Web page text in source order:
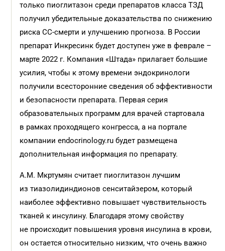
только пиоглитазон среди препаратов класса ТЗД
получил убедительные доказательства по снижению
риска СС-смерти и улучшению прогноза. В России
препарат Инкресинк будет доступен уже в феврале –
марте 2022 г. Компания «Штада» прилагает большие
усилия, чтобы к этому времени эндокринологи
получили всесторонние сведения об эффективности
и безопасности препарата. Первая серия
образовательных программ для врачей стартовала
в рамках проходящего конгресса, а на портале
компании endocrinology.ru будет размещена
дополнительная информация по препарату.
А.М. Мкртумян считает пиоглитазон лучшим
из тиазолидиндионов сенситайзером, который
наиболее эффективно повышает чувствительность
тканей к инсулину. Благодаря этому свойству
не происходит повышения уровня инсулина в крови,
он остается относительно низким, что очень важно